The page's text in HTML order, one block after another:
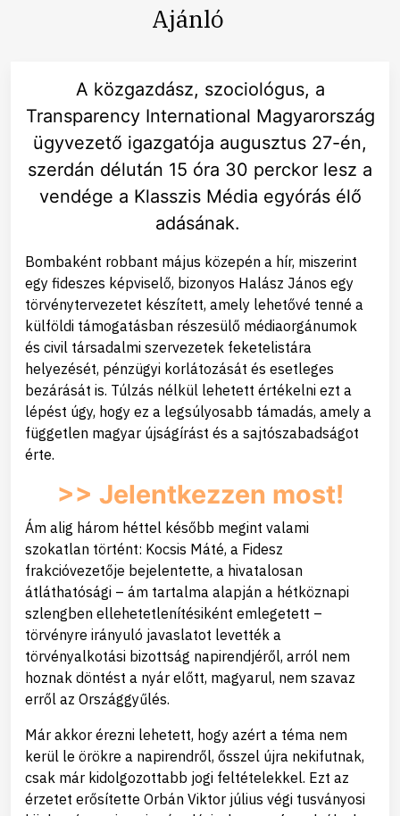
Ajánló
A közgazdász, szociológus, a
Transparency International Magyarország
ügyvezető igazgatója augusztus 27-én,
szerdán délután 15 óra 30 perckor lesz a
vendége a Klasszis Média egyórás élő
adásának.
Bombaként robbant május közepén a hír, miszerint
egy fideszes képviselő, bizonyos Halász János egy
törvénytervezetet készített, amely lehetővé tenné a
külföldi támogatásban részesülő médiaorgánumok
és civil társadalmi szervezetek feketelistára
helyezését, pénzügyi korlátozását és esetleges
bezárását is. Túlzás nélkül lehetett értékelni ezt a
lépést úgy, hogy ez a legsúlyosabb támadás, amely a
független magyar újságírást és a sajtószabadságot
érte.
>> Jelentkezzen most!
Ám alig három héttel később megint valami
szokatlan történt: Kocsis Máté, a Fidesz
frakcióvezetője bejelentette, a hivatalosan
átláthatósági – ám tartalma alapján a hétköznapi
szlengben ellehetetlenítésiként emlegetett –
törvényre irányuló javaslatot levették a
törvényalkotási bizottság napirendjéről, arról nem
hoznak döntést a nyár előtt, magyarul, nem szavaz
erről az Országgyűlés.
Már akkor érezni lehetett, hogy azért a téma nem
kerül le örökre a napirendről, ősszel újra nekifutnak,
csak már kidolgozottabb jogi feltételekkel. Ezt az
érzetet erősítette Orbán Viktor július végi tusványosi